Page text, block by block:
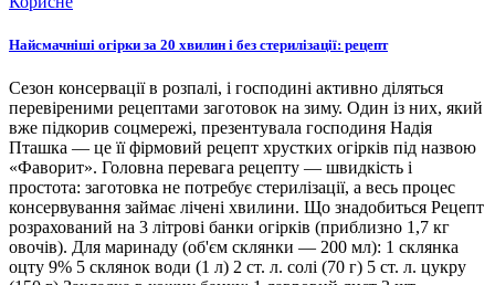
Найсмачніші огірки за 20 хвилин і без стерилізації: рецепт
Сезон консервації в розпалі, і господині активно діляться
перевіреними рецептами заготовок на зиму. Один із них, який
вже підкорив соцмережі, презентувала господиня Надія
Пташка — це її фірмовий рецепт хрустких огірків під назвою
«Фаворит». Головна перевага рецепту — швидкість і
простота: заготовка не потребує стерилізації, а весь процес
консервування займає лічені хвилини. Що знадобиться Рецепт
розрахований на 3 літрові банки огірків (приблизно 1,7 кг
овочів). Для маринаду (об'єм склянки — 200 мл): 1 склянка
оцту 9% 5 склянок води (1 л) 2 ст. л. солі (70 г) 5 ст. л. цукру